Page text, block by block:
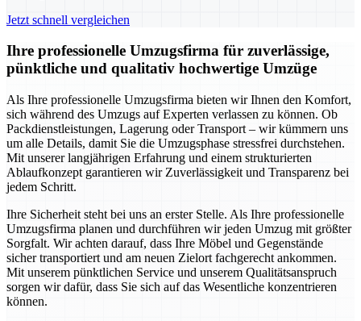
Jetzt schnell vergleichen
Ihre professionelle Umzugsfirma für zuverlässige,
pünktliche und qualitativ hochwertige Umzüge
Als Ihre professionelle Umzugsfirma bieten wir Ihnen den Komfort,
sich während des Umzugs auf Experten verlassen zu können. Ob
Packdienstleistungen, Lagerung oder Transport – wir kümmern uns
um alle Details, damit Sie die Umzugsphase stressfrei durchstehen.
Mit unserer langjährigen Erfahrung und einem strukturierten
Ablaufkonzept garantieren wir Zuverlässigkeit und Transparenz bei
jedem Schritt.
Ihre Sicherheit steht bei uns an erster Stelle. Als Ihre professionelle
Umzugsfirma planen und durchführen wir jeden Umzug mit größter
Sorgfalt. Wir achten darauf, dass Ihre Möbel und Gegenstände
sicher transportiert und am neuen Zielort fachgerecht ankommen.
Mit unserem pünktlichen Service und unserem Qualitätsanspruch
sorgen wir dafür, dass Sie sich auf das Wesentliche konzentrieren
können.